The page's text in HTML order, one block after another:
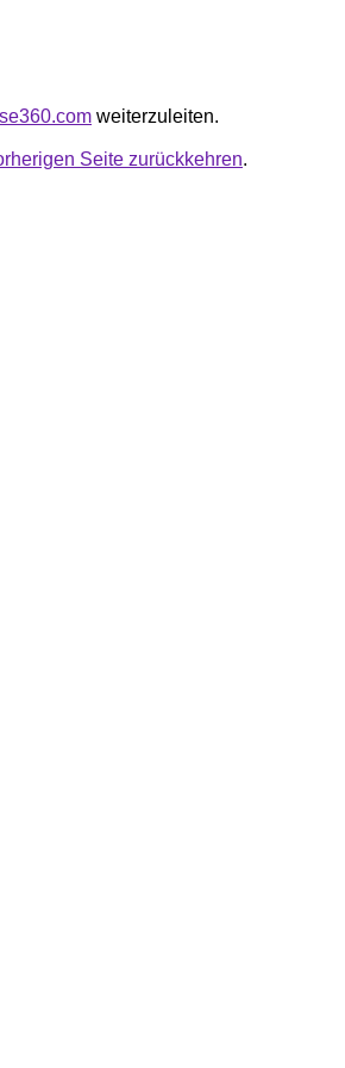
weiterzuleiten.
Seite zurückkehren.